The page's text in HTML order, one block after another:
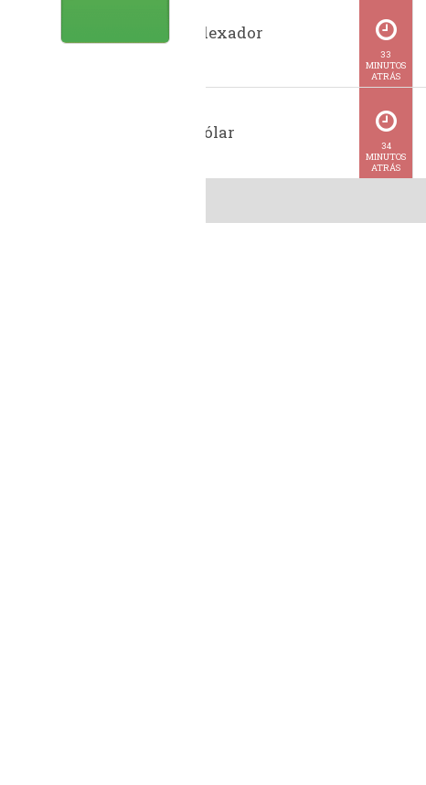
Histórico indexador
BiodieselBR
33
MINUTOS
ATRÁS
Cotação do dólar
34
MINUTOS
ATRÁS